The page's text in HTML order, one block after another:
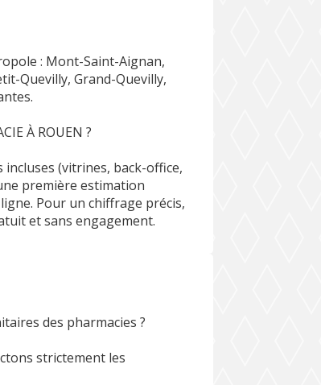
: Mont-Saint-Aignan,
Quevilly, Grand-Quevilly,
À ROUEN ?
incluses (vitrines, back-office,
première estimation
Pour un chiffrage précis,
et sans engagement.
des pharmacies ?
strictement les